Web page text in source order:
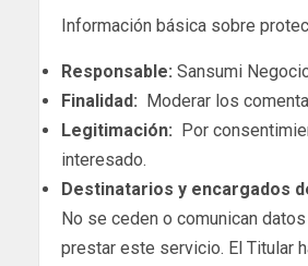
Información básica sobre
Responsable: Sansumi
Finalidad: Moderar los
Legitimación: Por
interesado.
Destinatarios y encargados
No se ceden o comunican
prestar este servicio. El Titular